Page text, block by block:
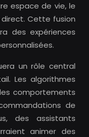
espace de vie, le
Cette fusion
des expériences
un rôle central
Les algorithmes
comportements
de
des assistants
animer des